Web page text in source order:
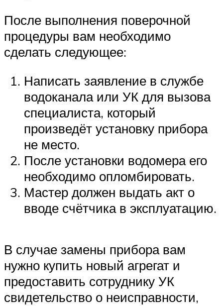
После выполнения поверочной
процедуры вам необходимо
сделать следующее:
Написать заявление в службе
водоканала или УК для вызова
специалиста, который
произведёт установку прибора
не место.
После установки водомера его
необходимо опломбировать.
Мастер должен выдать акт о
вводе счётчика в эксплуатацию.
В случае замены прибора вам
нужно купить новый агрегат и
предоставить сотруднику УК
свидетельство о неисправности,